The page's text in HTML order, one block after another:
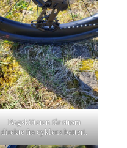
Bagskifteren får strøm
direkte fra cyklens batteri.